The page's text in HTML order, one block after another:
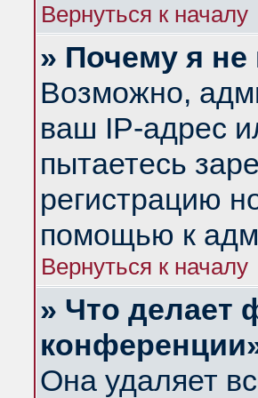
Вернуться к началу
» Почему я не
Возможно,
ваш IP-адрес
пытаетесь
регистрацию
помощью к
Вернуться к началу
» Что делает
Она удаляет